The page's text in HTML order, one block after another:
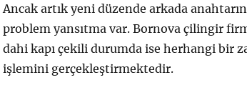
Ancak artık yeni düzende arkada
problem yansıtma var. Bornova çilingir
dahi kapı çekili durumda ise herhangi bir
işlemini gerçekleştirmektedir.